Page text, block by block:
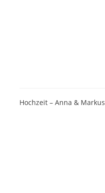
Hochzeit – Anna & Markus